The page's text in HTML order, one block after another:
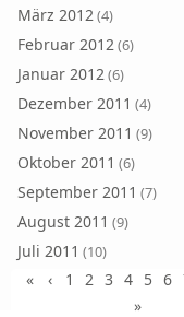
März 2012(4)
Februar 2012(6)
Januar 2012(6)
Dezember 2011 (4)
November 2011 (9)
Oktober 2011 (6)
September 2011 (7)
August 2011 (9)
Juli 2011 (10)
Juni 2011(9)
« ‹ 1 2 3 4 5 6
»